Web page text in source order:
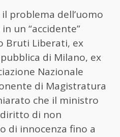
problema dell’uomo
un “accidente”
Bruti Liberati, ex
di Milano, ex
Nazionale
di Magistratura
che il ministro
di non
di innocenza fino a